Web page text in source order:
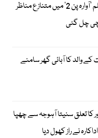
عمران ہاشمی کی فلم ’آوارہ پن 2‘ میں متنازع مناظر
چل گئی
والد کا آبائی گھر سامنے
کا تعلق سنیتا آہوجہ سے چھپا
نے راز کھول دیا